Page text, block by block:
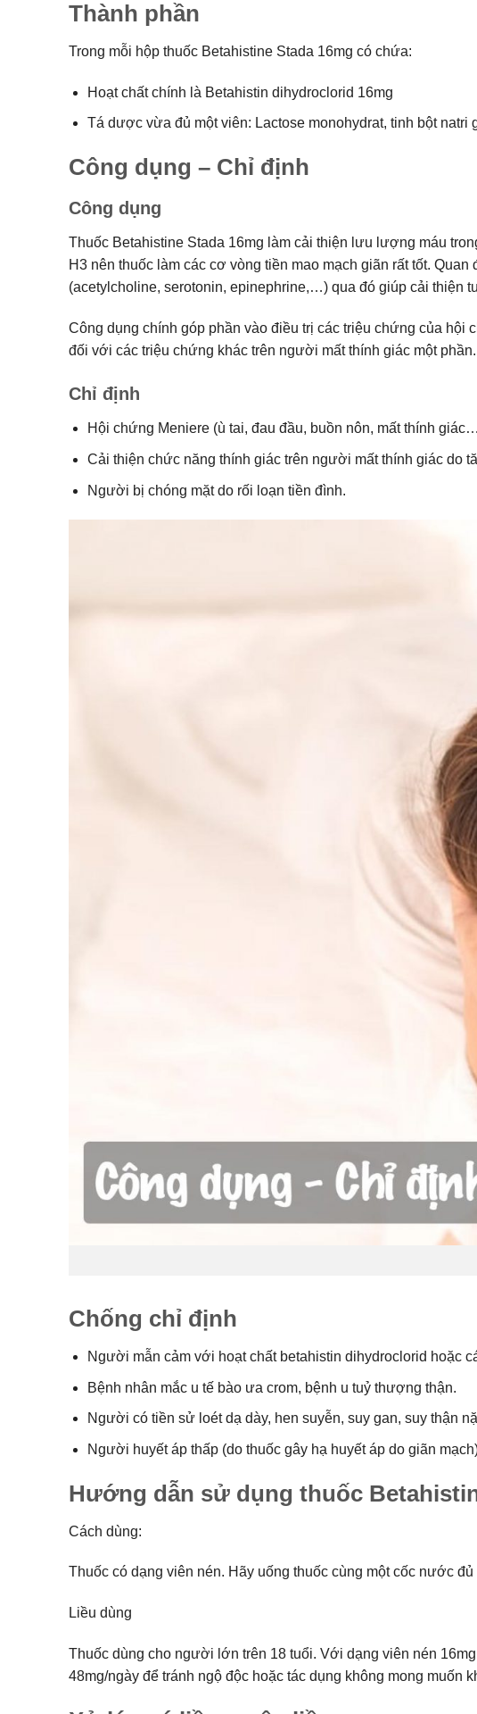
Thành phần
Trong mỗi hộp thuốc Betahistine Stada 16mg có chứa:
Hoạt chất chính là Betahistin dihydroclorid 16mg
Tá dược vừa đủ một viên: Lactose monohydrat, tinh bột
Công dụng – Chỉ định
Công dụng
Thuốc Betahistine Stada 16mg làm cải thiện lưu lượng máu
H3 nên thuốc làm các cơ vòng tiền mao mạch giãn rất tốt.
(acetylcholine, serotonin, epinephrine,…) qua đó giúp cải thiện
Công dụng chính góp phần vào điều trị các triệu chứng của hội
đối với các triệu chứng khác trên người mất thính giác một
Chỉ định
Hội chứng Meniere (ù tai, đau đầu, buồn nôn, mất thính
Cải thiện chức năng thính giác trên người mất thính giác do
Người bị chóng mặt do rối loạn tiền đình.
Chống chỉ định
Người mẫn cảm với hoạt chất betahistin dihydroclorid hoặc
Bệnh nhân mắc u tế bào ưa crom, bệnh u tuỷ thượng thận.
Người có tiền sử loét dạ dày, hen suyễn, suy gan, suy thận
Người huyết áp thấp (do thuốc gây hạ huyết áp do giãn
Hướng dẫn sử dụng thuốc
Cách dùng:
Thuốc có dạng viên nén. Hãy uống thuốc cùng một cốc nước
Liều dùng
Thuốc dùng cho người lớn trên 18 tuổi. Với dạng viên nén
48mg/ngày để tránh ngộ độc hoặc tác dụng không mong muốn